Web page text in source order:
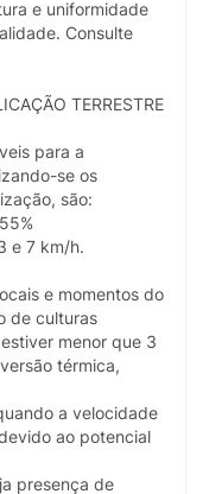
e uniformidade
Consulte
TERRESTRE
para a
se os
são:
e 7 km/h.
e momentos do
de culturas
menor que 3
térmica,
a velocidade
ao potencial
presença de